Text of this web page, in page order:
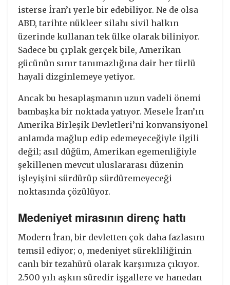
isterse İran’ı yerle bir edebiliyor. Ne de olsa
ABD, tarihte nükleer silahı sivil halkın
üzerinde kullanan tek ülke olarak biliniyor.
Sadece bu çıplak gerçek bile, Amerikan
gücünün sınır tanımazlığına dair her türlü
hayali dizginlemeye yetiyor.
Ancak bu hesaplaşmanın uzun vadeli önemi
bambaşka bir noktada yatıyor. Mesele İran’ın
Amerika Birleşik Devletleri’ni konvansiyonel
anlamda mağlup edip edemeyeceğiyle ilgili
değil; asıl düğüm, Amerikan egemenliğiyle
şekillenen mevcut uluslararası düzenin
işleyişini sürdürüp sürdüremeyeceği
noktasında çözülüyor.
Medeniyet mirasının direnç hattı
Modern İran, bir devletten çok daha fazlasını
temsil ediyor; o, medeniyet sürekliliğinin
canlı bir tezahürü olarak karşımıza çıkıyor.
2.500 yılı aşkın süredir işgallere ve hanedan